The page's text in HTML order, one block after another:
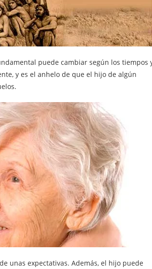
puede cambiar según los tiempos
y es el anhelo de que el hijo de algún
unas expectativas. Además, el hijo puede